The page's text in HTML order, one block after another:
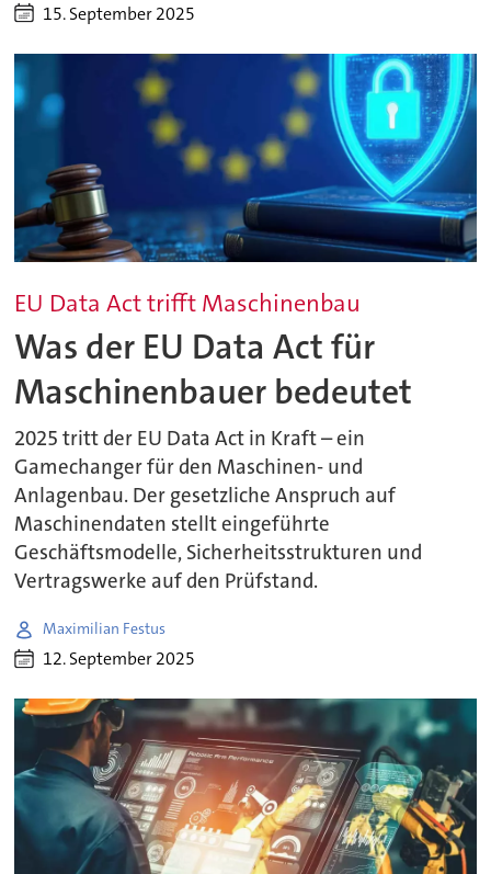
15. September 2025
EU Data Act trifft Maschinenbau
Was der EU Data Act für
Maschinenbauer bedeutet
2025 tritt der EU Data Act in Kraft – ein
Gamechanger für den Maschinen- und
Anlagenbau. Der gesetzliche Anspruch auf
Maschinendaten stellt eingeführte
Geschäftsmodelle, Sicherheitsstrukturen und
Vertragswerke auf den Prüfstand.
Maximilian Festus
12. September 2025